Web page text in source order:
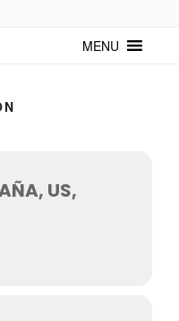
artistas. Noticias, eventos y
MENU
US,